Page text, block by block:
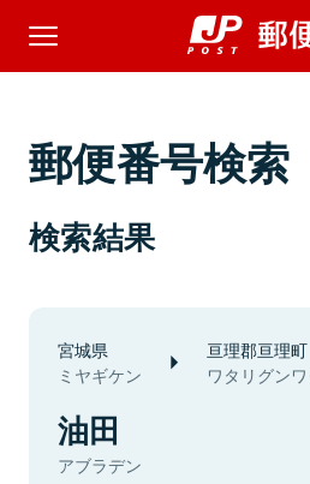
郵便番号検索
検索結果
宮城県
ミヤギケン
亘理郡亘理町
ワタリグン
油田
アブラデン